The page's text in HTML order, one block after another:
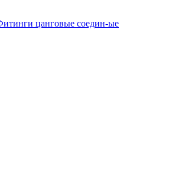
цанговые соедин-ые